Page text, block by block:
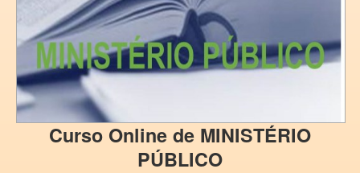
Curso Online de MINISTÉRIO
PÚBLICO